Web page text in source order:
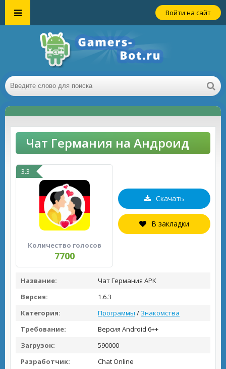
Войти на сайт
Чат Германия на Андроид
3.3
Количество голосов
7700
Скачать
В закладки
Название:
Чат Германия APK
Версия:
1.6.3
Категория:
Программы / Знакомства
Требование:
Версия Android 6++
Загрузок:
590000
Разработчик:
Chat Online